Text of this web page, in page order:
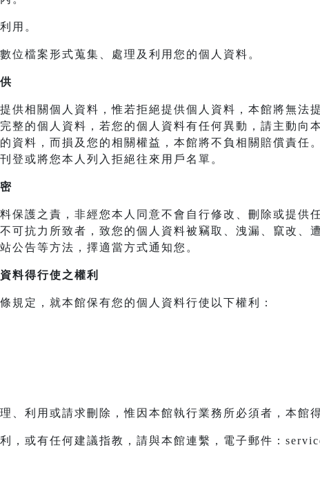
用。
位檔案形式蒐集、處理及利用您的個人資料。
供相關個人資料，惟若拒絕提供個人資料，本館將無法
整的個人資料，若您的個人資料有任何異動，請主動向
資料，而損及您的相關權益，本館將不負相關賠償責任
登或將您本人列入拒絕往來用戶名單。
保護之責，非經您本人同意不會自行修改、刪除或提供
可抗力所致者，致您的個人資料被竊取、洩漏、竄改、
公告等方法，擇適當方式通知您。
料得行使之權利
規定，就本館保有您的個人資料行使以下權利：
、利用或請求刪除，惟因本館執行業務所必須者，本館
，或有任何建議指教，請與本館連繫，電子郵件：